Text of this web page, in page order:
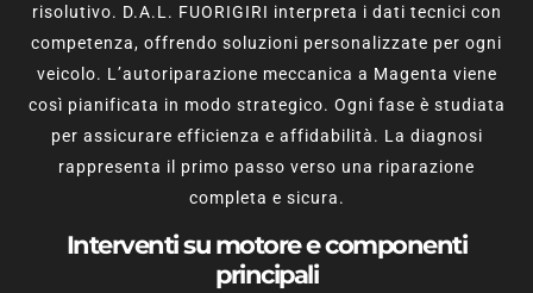
risolutivo. D.A.L. FUORIGIRI interpreta i dati tecnici con
competenza, offrendo soluzioni personalizzate per ogni
veicolo. L’autoriparazione meccanica a Magenta viene
così pianificata in modo strategico. Ogni fase è studiata
per assicurare efficienza e affidabilità. La diagnosi
rappresenta il primo passo verso una riparazione
completa e sicura.
Interventi su motore e componenti
principali